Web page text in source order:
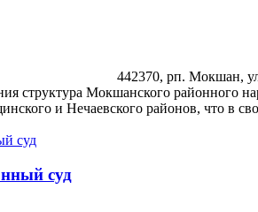
442370, рп. Мокшан,
структура Мокшанского районного
и Нечаевского районов, что в
суд